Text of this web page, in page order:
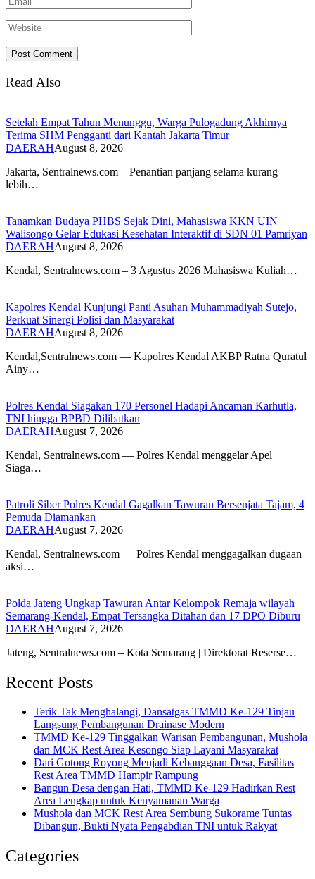
Read Also
Setelah Empat Tahun Menunggu, Warga Pulogadung Akhirnya
Terima SHM Pengganti dari Kantah Jakarta Timur
DAERAHAugust 8, 2026
Jakarta, Sentralnews.com – Penantian panjang selama kurang
lebih…
Tanamkan Budaya PHBS Sejak Dini, Mahasiswa KKN UIN
Walisongo Gelar Edukasi Kesehatan Interaktif di SDN 01 Pamriyan
DAERAHAugust 8, 2026
​Kendal, Sentralnews.com – 3 Agustus 2026 Mahasiswa Kuliah…
Kapolres Kendal Kunjungi Panti Asuhan Muhammadiyah Sutejo,
Perkuat Sinergi Polisi dan Masyarakat
DAERAHAugust 8, 2026
Kendal,Sentralnews.com — Kapolres Kendal AKBP Ratna Quratul
Ainy…
Polres Kendal Siagakan 170 Personel Hadapi Ancaman Karhutla,
TNI hingga BPBD Dilibatkan
DAERAHAugust 7, 2026
Kendal, Sentralnews.com — Polres Kendal menggelar Apel
Siaga…
Patroli Siber Polres Kendal Gagalkan Tawuran Bersenjata Tajam, 4
Pemuda Diamankan
DAERAHAugust 7, 2026
Kendal, Sentralnews.com — Polres Kendal menggagalkan dugaan
aksi…
Polda Jateng Ungkap Tawuran Antar Kelompok Remaja wilayah
Semarang-Kendal, Empat Tersangka Ditahan dan 17 DPO Diburu
DAERAHAugust 7, 2026
Jateng, Sentralnews.com – Kota Semarang | Direktorat Reserse…
Recent Posts
Terik Tak Menghalangi, Dansatgas TMMD Ke-129 Tinjau
Langsung Pembangunan Drainase Modern
TMMD Ke-129 Tinggalkan Warisan Pembangunan, Mushola
dan MCK Rest Area Kesongo Siap Layani Masyarakat
Dari Gotong Royong Menjadi Kebanggaan Desa, Fasilitas
Rest Area TMMD Hampir Rampung
Bangun Desa dengan Hati, TMMD Ke-129 Hadirkan Rest
Area Lengkap untuk Kenyamanan Warga
Mushola dan MCK Rest Area Sembung Sukorame Tuntas
Dibangun, Bukti Nyata Pengabdian TNI untuk Rakyat
Categories